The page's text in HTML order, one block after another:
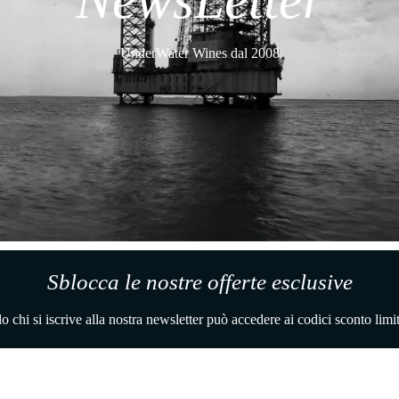
UnderWater Wines dal 2008
Sblocca le nostre offerte esclusive
chi si iscrive alla nostra newsletter può accedere ai codici sconto